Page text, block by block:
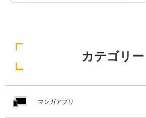
カテゴリー
マンガアプリ